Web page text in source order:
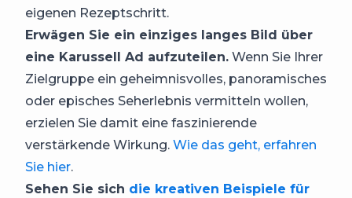
eigenen Rezeptschritt.
Erwägen Sie ein einziges langes Bild über
eine Karussell Ad aufzuteilen. Wenn Sie Ihrer
Zielgruppe ein geheimnisvolles, panoramisches
oder episches Seherlebnis vermitteln wollen,
erzielen Sie damit eine faszinierende
verstärkende Wirkung. Wie das geht, erfahren
Sie hier.
Sehen Sie sich die kreativen Beispiele für